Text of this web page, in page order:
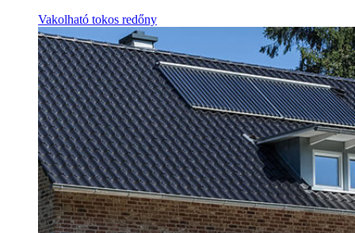
Vakolható tokos redőny